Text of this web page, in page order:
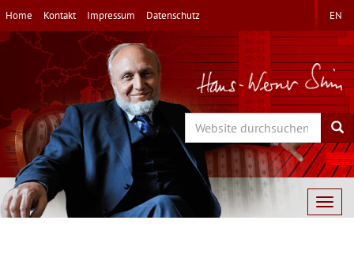
Direkt
zum
Inhalt
Home Kontakt Impressum Datenschutz EN
Search